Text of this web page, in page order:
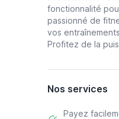
fonctionnalité
passionné de
vos
Profitez de la
Nos services
Payez